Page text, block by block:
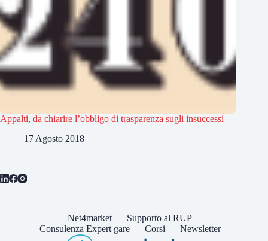
Appalti, da chiarire l’obbligo di trasparenza sugli insuccessi
17 Agosto 2018
Net4market
Supporto al RUP
Consulenza Expert gare
Corsi Newsletter